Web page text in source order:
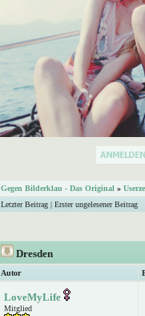
Gegen Bilderklau - Das Original »
Letzter Beitrag | Erster ungelesener Beitrag
Dresden
Autor
LoveMyLife
Mitglied